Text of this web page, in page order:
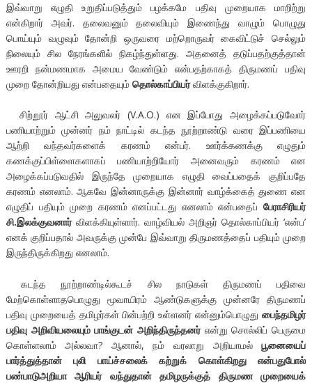
இவ்வாறு எழுதி உறுதிப்படுத்தும் பழக்கமே பதிவு முறையாக மாறிற்று
என்கிறார் அவர். தலைவனும் தலைவியும் இணைந்து வாழும் பொழுது
பொய்யும் வழுவும் தோன்றி ஒருவரை மற்றொருவர் கைவிட்டுச் செல்லும்
நிலையும் சில நேரங்களில் நிகழ்ந்துள்ளது. அதனைத் தடுப்பதற்குத்தான்
ஊரறி நன்மணமாக அமைய வேண்டும் என்பதற்காகத் திருமணப் பதிவு
முறை தோன்றியது என்பதையும் தொல்காப்பியர்விளக்குகிறார்.
சிற்றூர் ஆட்சி அலுவலர் (V.A.O.) என இப்போது அழைக்கப்படுவோர்
பணியாற்றும் முன்னர் நம் நாட்டில் கடந்த நூற்றாண்டு வரை இப்பணியை
ஆற்றி வந்தவர்களைக் கரணம் என்பர். ஊர்க்கணக்கு எழுதும்
கணக்குப்பிள்ளைகளாகப் பணியாற்றியோர் அனைவரும் கரணம் என
அழைக்கப்படுவதில் இருந்தே முறையாக எழுதி வைப்பதைக் குறிப்பதே
கரணம் எனலாம். ஆகவே இன்னாருக்கு இன்னார் வாழ்க்கைத் துணை என
எழுதிப் பதியும் முறை கரணம் எனப்பட்டது எனலாம் என்பதைப்பேராசிரியர்
சி.இலக்குவனார்விளக்கியுள்ளார். வாழ்வியல் அறிஞர் தொல்காப்பியர் ‘என்ப’
எனக் குறிப்பதால் அவருக்கு முன்பே இவ்வாறு திருமணத்தைப் பதியும் முறை
இருந்திருக்கிறது எனலாம்.
கடந்த நூற்றாண்டில்கூடச் சில நாடுகள் திருமணப் பதிவை
மேற்கொள்ளாதபொழுது மூவாயிரம் ஆண்டுகளுக்கு முன்னரே திருமணப்
பதிவு முறையைத் தமிழர்கள் பின்பற்றி உள்ளனர் என்னும்பொழுதுபைந்தமிழர்
பதிவு அறிவியலையும் பாங்குடன் அறிந்திருந்தனர்என்று சொல்லிப் பெருமை
கொள்ளலாம் அல்லவா? ஆனால், நம் வரலாறு அறியாமல்பூனையைப்
பார்த்துத்தான் புலி பாய்ச்சலைக் கற்றுக் கொள்கிறது என்பதுபோல்
பண்பாடுஅறியா ஆரியர் வந்துதான் தமிழருக்குத் திருமண முறையைக்